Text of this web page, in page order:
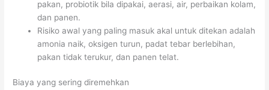
pakan, probiotik bila dipakai, aerasi, air, perbaikan kolam,
dan panen.
Risiko awal yang paling masuk akal untuk ditekan adalah
amonia naik, oksigen turun, padat tebar berlebihan,
pakan tidak terukur, dan panen telat.
Biaya yang sering diremehkan